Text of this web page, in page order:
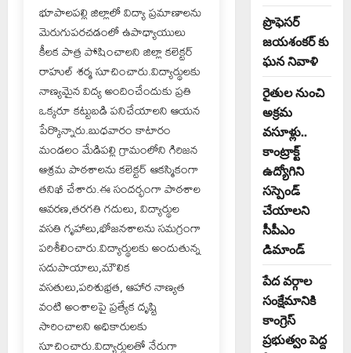
భూపాలపల్లి జిల్లాలో విద్యా ప్రమాణాలను
మెరుగుపరచడంలో ఉపాధ్యాయులు
కీలక పాత్ర పోషించాలని జిల్లా కలెక్టర్
రాహుల్ శర్మ సూచించారు.విద్యార్థులకు
నాణ్యమైన విద్య అందించేందుకు ప్రతి
ఒక్కరూ కట్టుబడి పనిచేయాలని ఆయన
పేర్కొన్నారు.బుధవారం కాటారం
మండలం మేడిపల్లి గ్రామంలోని గిరిజన
ఆశ్రమ పాఠశాలను కలెక్టర్ ఆకస్మికంగా
తనిఖీ చేశారు.ఈ సందర్భంగా పాఠశాల
ఆవరణ,తరగతి గదులు, విద్యార్థుల
వసతి గృహాలు,భోజనశాలను సమగ్రంగా
పరిశీలించారు.విద్యార్థులకు అందుతున్న
సదుపాయాలు,మౌలిక
వసతులు,పరిశుభ్రత, ఆహార నాణ్యత
వంటి అంశాలపై ప్రత్యేక దృష్టి
సారించాలని అధికారులకు
సూచించారు.విద్యార్థులతో నేరుగా
ప్రొఫెసర్
జయశంకర్ కు
ఘన నివాళి
రైతుల నుంచి
అక్రమ
వసూళ్లు..
కాంట్రాక్ట్
ఉద్యోగిని
సస్పెండ్
చేయాలని
సీపీఎం
డిమాండ్
పేద వర్గాల
సంక్షేమానికి
కాంగ్రెస్
ప్రభుత్వం పెద్ద